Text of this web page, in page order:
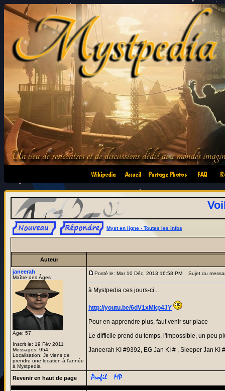
•
Myst en ligne - Toutes les infos
Auteur
janeerah
Maître des Âges
Age: 57
Inscrit le: 19 Fév 2011
Messages: 954
Localisation: Je viens de
prendre une location à l'année
à Mystpedia
Posté le: Mar 10 Déc, 2013 16:58 PM Sujet du
à Mystpedia ces jours-ci...
http://youtu.be/6dV1xMkp4JY
Pour en apprendre plus, faut venir sur place
Le difficile prend du temps, l'impossible, un peu
Janeerah KI #9392, EG Jan KI # , Sleeper Jan KI #
Revenir en haut de page